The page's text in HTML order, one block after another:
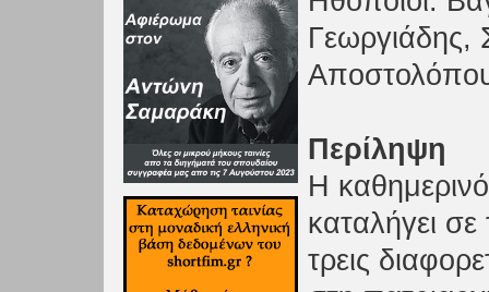
Γεωργιάδης,
Περίληψη
Η
καταλήγει
τρεις